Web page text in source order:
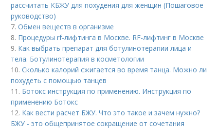
рассчитать КБЖУ для похудения для женщин (Пошаговое
руководство)
7.Обмен веществ в организме
8. Процедуры rf-лифтинга в Москве. RF-лифтинг в Москве
9. Как выбрать препарат для ботулинотерапии лица и
тела. Ботулинотерапия в косметологии
10.Сколько калорий сжигается во время танца. Можно ли
похудеть с помощью танцев
11. Ботокс инструкция по применению. Инструкция по
применению Ботокс
12. Как вести расчет БЖУ. Что это такое и зачем нужно?
БЖУ - это общепринятое сокращение от сочетания